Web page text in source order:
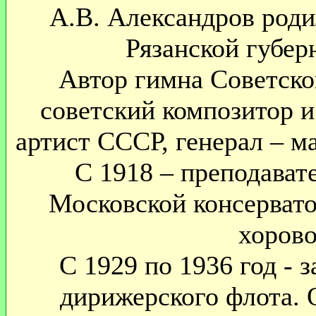
А.В. Александров
Рязанской
Автор гимна
советский
артист СССР, генерал –
С 1918 –
Московской
С 1929 по 1936 год -
дирижерского флота.